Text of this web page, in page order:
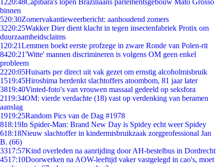
1220:48Capibara's lopen Braziliaans parlementsgebouw Mato Grosso
binnen
520:30Zomervakantieweerbericht: aanhoudend zomers
3220:25Wakker Dier dient klacht in tegen insectenfabriek Protix om
duurzaamheidsclaims
1 20:21Lemmen boekt eerste profzege in zware Ronde van Polen-rit
8420:21'Witte' mannen discrimineren is volgens OM geen enkel
probleem
2220:05Huisarts per direct uit vak gezet om ernstig alcoholmisbruik
1519:45Hiroshima herdenkt slachtoffers atoombom, 81 jaar later
3819:40Vinted-foto's van vrouwen massaal gedeeld op seksfora
2119:34OM: vierde verdachte (18) vast op verdenking van beramen
aanslag
1919:25Random Pics van de Dag #1978
818:19In Spider-Man: Brand New Day is Spidey echt weer Spidey
618:18Nieuw slachtoffer in kindermisbruikzaak zorgprofessional Jan
B. (66)
3317:57Kind overleden na aanrijding door AH-bestelbus in Dordrecht
4517:10Doorwerken na AOW-leeftijd vaker vastgelegd in cao's, moet